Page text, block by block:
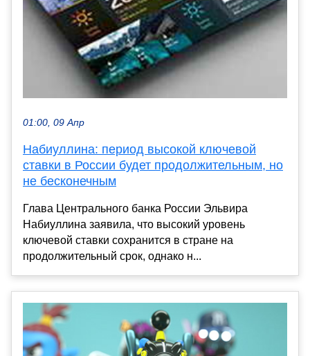
01:00, 09 Апр
Набиуллина: период высокой ключевой
ставки в России будет продолжительным, но
не бесконечным
Глава Центрального банка России Эльвира
Набиуллина заявила, что высокий уровень
ключевой ставки сохранится в стране на
продолжительный срок, однако н...